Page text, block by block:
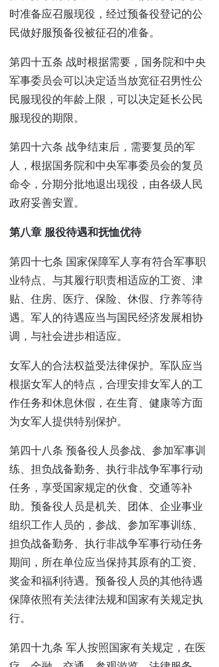
时准备应召服现役，经过预备役登记的公
民做好服预备役被征召的准备。
第四十五条 战时根据需要，国务院和中央
军事委员会可以决定适当放宽征召男性公
民服现役的年龄上限，可以决定延长公民
服现役的期限。
第四十六条 战争结束后，需要复员的军
人，根据国务院和中央军事委员会的复员
命令，分期分批地退出现役，由各级人民
政府妥善安置。
第八章 服役待遇和抚恤优待
第四十七条 国家保障军人享有符合军事职
业特点、与其履行职责相适应的工资、津
贴、住房、医疗、保险、休假、疗养等待
遇。军人的待遇应当与国民经济发展相协
调，与社会进步相适应。
女军人的合法权益受法律保护。军队应当
根据女军人的特点，合理安排女军人的工
作任务和休息休假，在生育、健康等方面
为女军人提供特别保护。
第四十八条 预备役人员参战、参加军事训
练、担负战备勤务、执行非战争军事行动
任务，享受国家规定的伙食、交通等补
助。预备役人员是机关、团体、企业事业
组织工作人员的，参战、参加军事训练、
担负战备勤务、执行非战争军事行动任务
期间，所在单位应当保持其原有的工资、
奖金和福利待遇。预备役人员的其他待遇
保障依照有关法律法规和国家有关规定执
行。
第四十九条 军人按照国家有关规定，在医